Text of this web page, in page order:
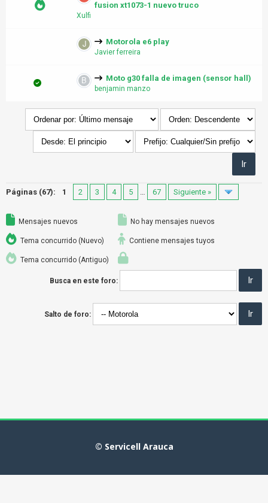
fusion xt1073-1 nuevo truco
Xulfi
Motorola e6 play
Javier ferreira
Moto g30 falla de imagen (sensor hall)
benjamin manzo
Páginas (67): 1 2 3 4 5 … 67 Siguiente »
Mensajes nuevos
Tema concurrido (Nuevo)
Tema concurrido (Antiguo)
No hay mensajes nuevos
Contiene mensajes tuyos
Busca en este foro:
Salto de foro:
© Servicell Arauca